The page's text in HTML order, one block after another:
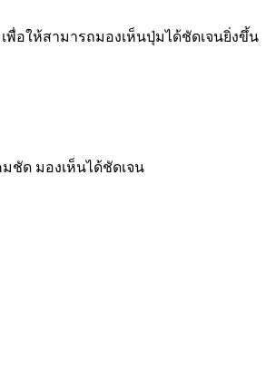
พื่อให้สามารถมองเห็นปุ่มได้ชัดเจนยิ่งขึ้น
ชัด มองเห็นได้ชัดเจน